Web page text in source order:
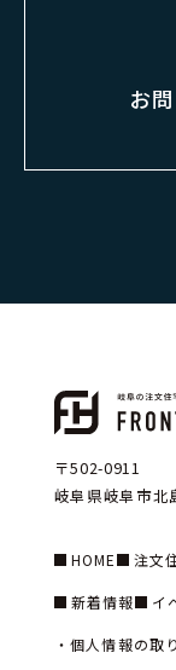
お
〒502-0911
岐阜県岐阜市北
HOME 注文
新着情報 イ
個人情報の取